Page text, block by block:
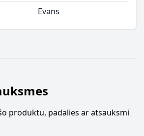
Evans
produktu, padalies ar atsauksmi